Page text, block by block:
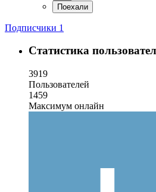
Подписчики 1
Статистика
3919
Пользователей
1459
Максимум онлайн